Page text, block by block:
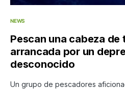
NEWS
Pescan una cabeza
arrancada por un
desconocido
Un grupo de pescadores